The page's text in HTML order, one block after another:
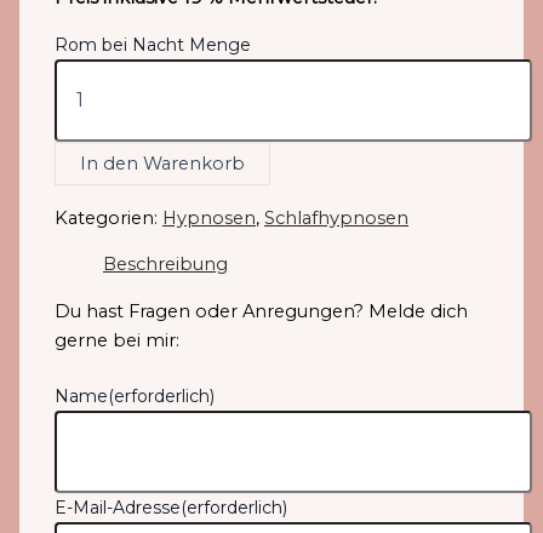
Rom bei Nacht Menge
In den Warenkorb
Kategorien: Hypnosen,Schlafhypnosen
Beschreibung
Du hast Fragen oder Anregungen? Melde dich
gerne bei mir:
Name(erforderlich)
E-Mail-Adresse(erforderlich)